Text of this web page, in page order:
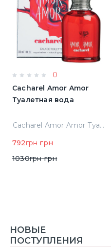
0
Cacharel Amor Amor
Туалетная вода
Cacharel Amor Amor Туалетная вода
792грн грн
1030грнгрн
НОВЫЕ
ПОСТУПЛЕНИЯ